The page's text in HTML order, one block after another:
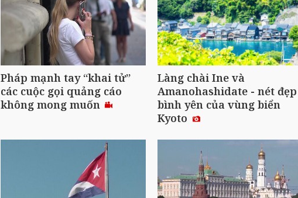
Pháp mạnh tay “khai tử”
các cuộc gọi quảng cáo
không mong muốn
Làng chài Ine và
Amanohashidate - nét đẹp
bình yên của vùng biển
Kyoto